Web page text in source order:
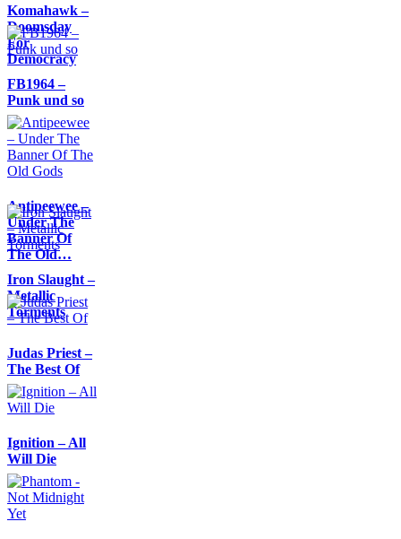
Komahawk –
Doomsday
For
Democracy
FB1964 –
Punk und so
Antipeewee –
Under The
Banner Of
The Old…
Iron Slaught –
Metallic
Torments
Judas Priest –
The Best Of
Ignition – All
Will Die